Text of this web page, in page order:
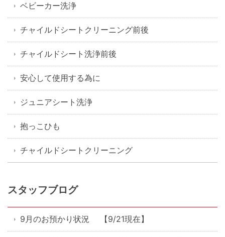
ベビーカー洗浄
チャイルドシートクリーニング前後
チャイルドシート洗浄前後
安心して使用する為に
ジュニアシート洗浄
抱っこひも
チャイルドシートクリーニング
スタッフブログ
9月のお預かり状況 【9/21現在】